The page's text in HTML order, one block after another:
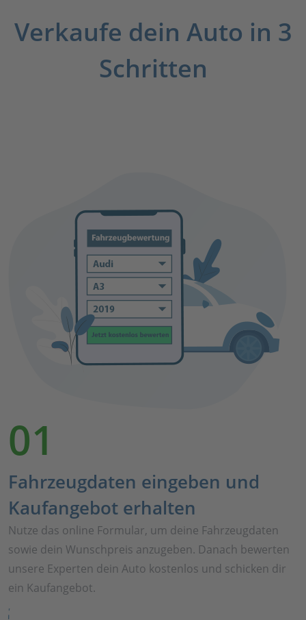
Verkaufe dein Auto in 3
Schritten
01
Fahrzeugdaten eingeben und
Kaufangebot erhalten
Nutze das online Formular, um deine Fahrzeugdaten
sowie dein Wunschpreis anzugeben. Danach bewerten
unsere Experten dein Auto kostenlos und schicken dir
ein Kaufangebot.